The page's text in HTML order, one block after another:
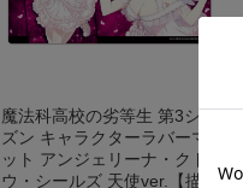
魔法科高校の劣等生 第3シー
ズン キャラクターラバーマ
ット アンジェリーナ・クド
ウ・シールズ 天使ver.【描